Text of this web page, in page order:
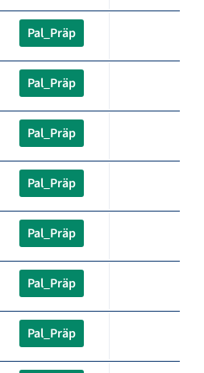
Pal_Präp
Pal_Präp
Pal_Präp
Pal_Präp
Pal_Präp
Pal_Präp
Pal_Präp